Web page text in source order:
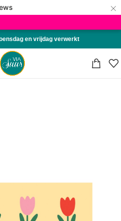
×
en vrijdag verwerkt